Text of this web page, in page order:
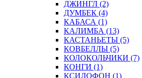
ДЖИНГЛ (2)
ДУМБЕК (4)
КАБАСА (1)
КАЛИМБА (13)
КАСТАНЬЕТЫ (5)
КОВБЕЛЛЫ (5)
КОЛОКОЛЬЧИКИ (7)
КОНГИ (1)
КСИЛОФОН (1)